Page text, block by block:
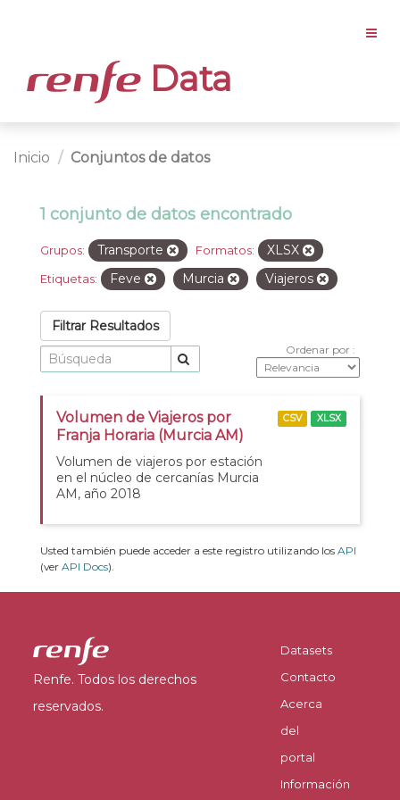
Data
Inicio Conjuntos de datos
1 conjunto de datos encontrado
Grupos: Transporte Formatos: XLSX
Etiquetas: Feve Murcia Viajeros
Filtrar Resultados
Ordenar por
Volumen de Viajeros por
Franja Horaria (Murcia AM)
Volumen de viajeros por estación
en el núcleo de cercanías Murcia
AM, año 2018
CSV XLSX
Usted también puede acceder a este registro utilizando los API
(ver API Docs).
Renfe. Todos los derechos
reservados.
Datasets
Contacto
Acerca
del
portal
Información